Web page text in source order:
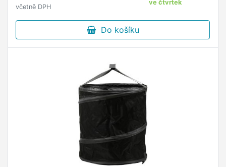
včetně DPH
ve čtvrtek
Do košíku